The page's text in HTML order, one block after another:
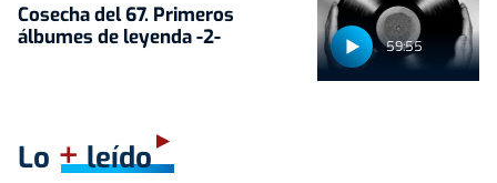
59:55
Cosecha del 67. Primeros
álbumes de leyenda -2-
Lo +leído